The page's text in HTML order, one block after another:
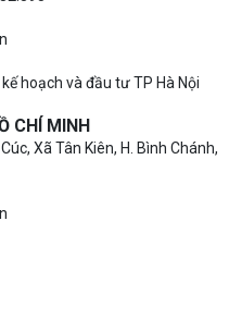
hoạch và đầu tư TP Hà Nội
CHÍ MINH
Xã Tân Kiên, H. Bình Chánh,